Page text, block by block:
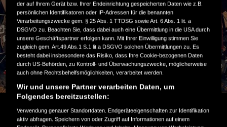
HONDA DCT
der auf Ihrem Gerät bzw. Ihrer Endeinrichtung gespeicherten Daten wie z.B.
persönlichen Identifikatoren oder IP-Adressen für die benannten
Verarbeitungszwecke gem. § 25 Abs. 1 TTDSG sowie Art. 6 Abs. 1 lit. a
DSGVO zu. Beachten Sie, dass dabei auch eine Übermittlung in die USA durch
unsere Geschäftspartner erfolgen kann. Mit Ihrer Einwilligung stimmen Sie
zugleich gem. Art.49 Abs.1 S.1 lit.a DSGVO solchen Übermittlungen zu. Es
besteht dabei insbesondere das Risiko, dass Ihre Cookie-bezogenen Daten
durch US-Behörden, zu Kontroll- und Überwachungszwecke, möglicherweise
auch ohne Rechtsbehelfsmöglichkeiten, verarbeitet werden.
Wir und unsere Partner verarbeiten Daten, um
Folgendes bereitzustellen:
Verwendung genauer Standortdaten. Endgeräteeigenschaften zur Identifikation
aktiv abfragen. Speichern von oder Zugriff auf Informationen auf einem